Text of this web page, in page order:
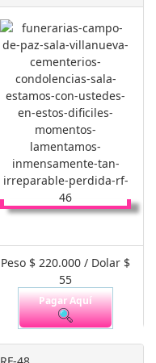
Peso $ 220.000 / Dolar $
55
Pagar Aquí